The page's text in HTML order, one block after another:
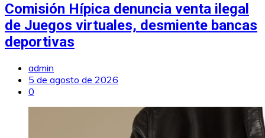
Comisión Hípica denuncia venta ilegal
de Juegos virtuales, desmiente bancas
deportivas
admin
5 de agosto de 2026
0